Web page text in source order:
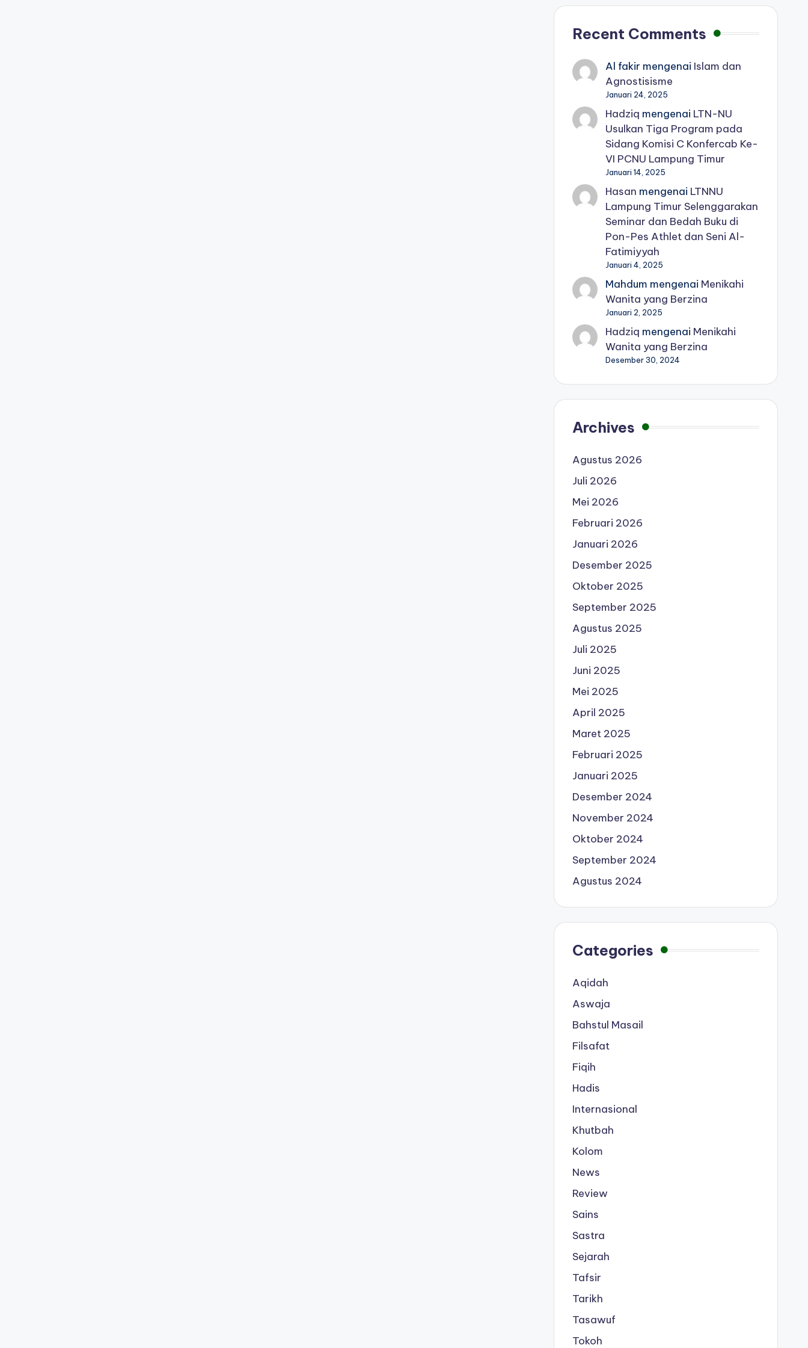
Recent Comments
Al fakir mengenai Islam dan
Agnostisisme
Januari 24, 2025
Hadziq mengenai LTN-NU
Usulkan Tiga Program pada
Sidang Komisi C Konfercab Ke-
VI PCNU Lampung Timur
Januari 14, 2025
Hasan mengenai LTNNU
Lampung Timur Selenggarakan
Seminar dan Bedah Buku di
Pon-Pes Athlet dan Seni Al-
Fatimiyyah
Januari 4, 2025
Mahdum mengenai Menikahi
Wanita yang Berzina
Januari 2, 2025
Hadziq mengenai Menikahi
Wanita yang Berzina
Desember 30, 2024
Archives
Agustus 2026
Juli 2026
Mei 2026
Februari 2026
Januari 2026
Desember 2025
Oktober 2025
September 2025
Agustus 2025
Juli 2025
Juni 2025
Mei 2025
April 2025
Maret 2025
Februari 2025
Januari 2025
Desember 2024
November 2024
Oktober 2024
September 2024
Agustus 2024
Categories
Aqidah
Aswaja
Bahstul Masail
Filsafat
Fiqih
Hadis
Internasional
Khutbah
Kolom
News
Review
Sains
Sastra
Sejarah
Tafsir
Tarikh
Tasawuf
Tokoh